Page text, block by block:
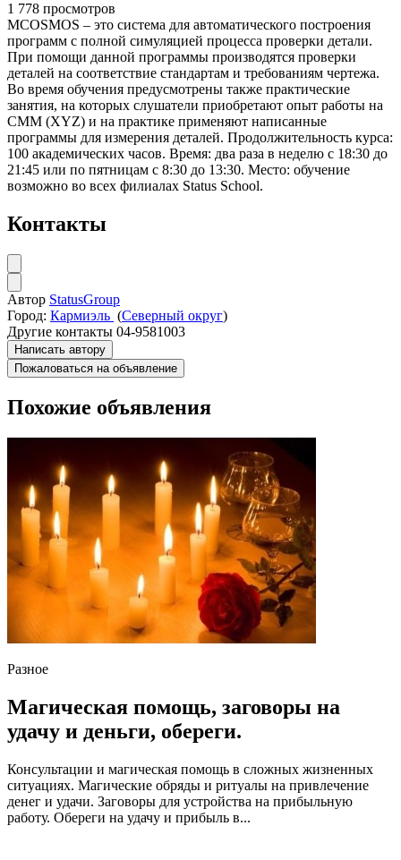
1 778 просмотров
MCOSMOS – это система для автоматического построения
программ с полной симуляцией процесса проверки детали.
При помощи данной программы производятся проверки
деталей на соответствие стандартам и требованиям чертежа.
Во время обучения предусмотрены также практические
занятия, на которых слушатели приобретают опыт работы на
CMM (XYZ) и на практике применяют написанные
программы для измерения деталей. Продолжительность курса:
100 академических часов. Время: два раза в неделю с 18:30 до
21:45 или по пятницам с 8:30 до 13:30. Место: обучение
возможно во всех филиалах Status School.
Контакты
Автор StatusGroup
Город: Кармиэль (Северный округ)
Другие контакты 04-9581003
Написать автору
Пожаловаться на объявление
Похожие объявления
Разное
Магическая помощь, заговоры на
удачу и деньги, обереги.
Консультации и магическая помощь в сложных жизненных
ситуациях. Магические обряды и ритуалы на привлечение
денег и удачи. Заговоры для устройства на прибыльную
работу. Обереги на удачу и прибыль в...